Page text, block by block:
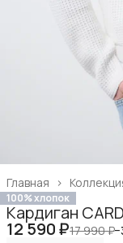
Главная ›
100% хлопок
Кардиган
12 590 ₽17 990 ₽−